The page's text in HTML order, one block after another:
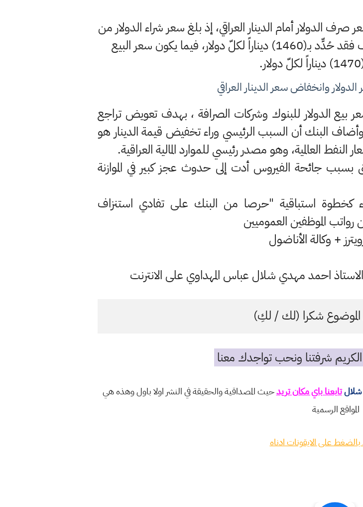
الدولار أمام الدينار العراقي، إذ بلغ سعر شراء الدولار من
وزارة الماليَّة 1450 ديناراً، أما سعر بيعه للمصارف فقد حُدِّد بـ(1460) ديناراً لكلّ دولار، فيما يكون سعر البيع
وانخفاض سعر الدينار العراقي
بيع الدولار للبنوك وشركات الصرافة ، بهدف تعويض تراجع
وأضاف البنك أن السبب الرئيسي وراء تخفيض قيمة الدينار هو
بسبب جائحة الفيروس أدت إلى حدوث عجز كبير في الموازنة
كخطوة استباقية "حرصا من البنك على تفادي استنزاف
رواتب الموظفين العموميين
+ وكالة الأناضول
احمد مهدي شلال عباس المهداوي على الانترنت
الموضوع شكرا (لك / لكِ)
شرفتنا ونحب تواجدك معنا
شلالتابعنا باي مكان تريدحيث المصداقية والحقيقة في النشر اولا باول وهذه هي
المواقع الرسمية
بالضغط على الايقونات ادناه